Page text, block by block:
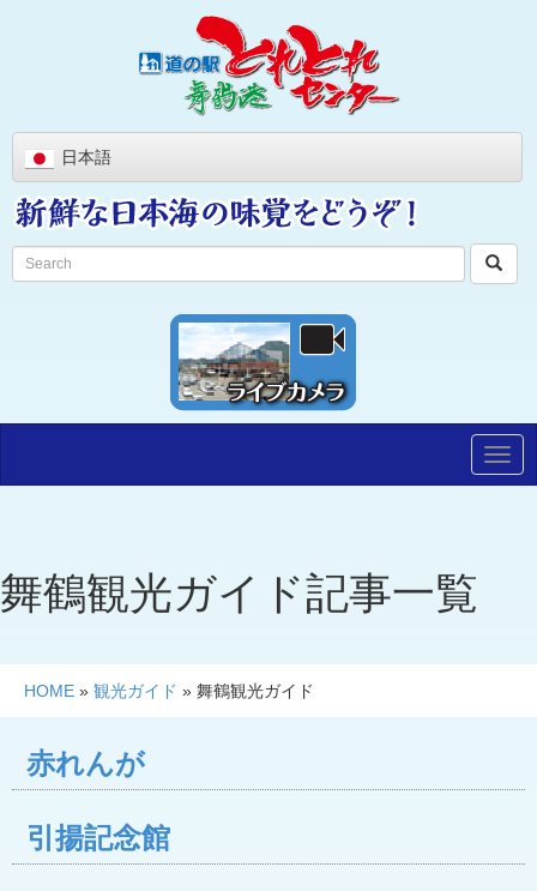
日本語
舞鶴観光ガイド記事一覧
HOME » 観光ガイド » 舞鶴観光ガイド
赤れんが
引揚記念館